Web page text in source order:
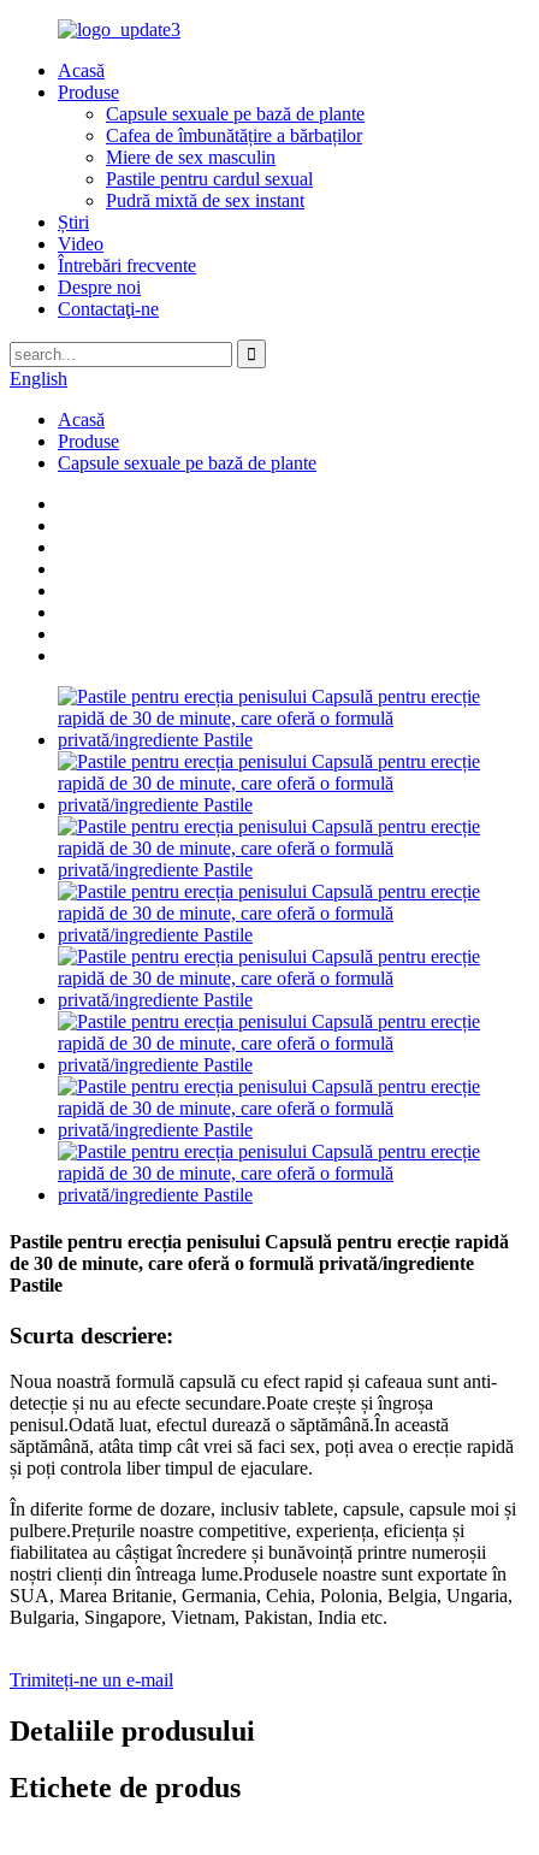
Acasă
Produse
Capsule sexuale pe bază de plante
Cafea de îmbunătățire a bărbaților
Miere de sex masculin
Pastile pentru cardul sexual
Pudră mixtă de sex instant
Știri
Video
Întrebări frecvente
Despre noi
Contactaţi-ne
English
Acasă
Produse
Capsule sexuale pe bază de plante
Pastile pentru erecția penisului Capsulă pentru erecție rapidă
de 30 de minute, care oferă o formulă privată/ingrediente
Pastile
Scurta descriere:
Noua noastră formulă capsulă cu efect rapid și cafeaua sunt anti-
detecție și nu au efecte secundare.Poate crește și îngroșa
penisul.Odată luat, efectul durează o săptămână.În această
săptămână, atâta timp cât vrei să faci sex, poți avea o erecție rapidă
și poți controla liber timpul de ejaculare.
În diferite forme de dozare, inclusiv tablete, capsule, capsule moi și
pulbere.Prețurile noastre competitive, experiența, eficiența și
fiabilitatea au câștigat încredere și bunăvoință printre numeroșii
noștri clienți din întreaga lume.Produsele noastre sunt exportate în
SUA, Marea Britanie, Germania, Cehia, Polonia, Belgia, Ungaria,
Bulgaria, Singapore, Vietnam, Pakistan, India etc.
Trimiteți-ne un e-mail
Detaliile produsului
Etichete de produs